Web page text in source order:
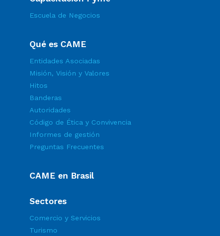
Escuela de Negocios
Qué es CAME
Entidades Asociadas
Misión, Visión y Valores
Hitos
Banderas
Autoridades
Código de Ética y Convivencia
Informes de gestión
Preguntas Frecuentes
CAME en Brasil
Sectores
Comercio y Servicios
Turismo